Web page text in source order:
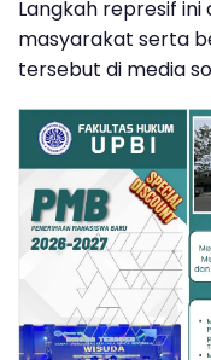
Langkah represif
masyarakat serta
tersebut di media